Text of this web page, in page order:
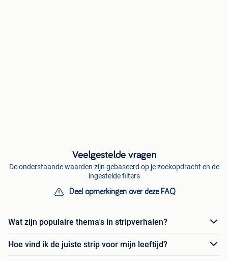
Veelgestelde vragen
De onderstaande waarden zijn gebaseerd op je zoekopdracht en de
ingestelde filters
Deel opmerkingen over deze FAQ
Wat zijn populaire thema's in stripverhalen?
Hoe vind ik de juiste strip voor mijn leeftijd?